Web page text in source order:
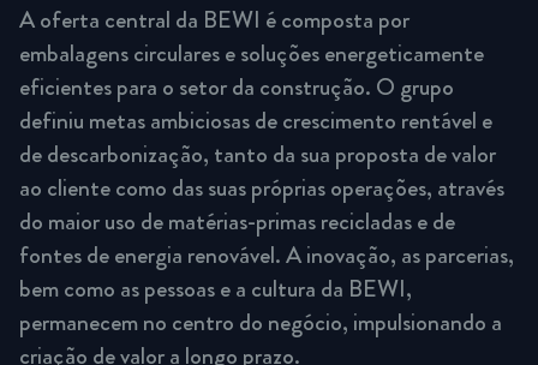
A oferta central da BEWI é composta por
embalagens circulares e soluções energeticamente
eficientes para o setor da construção. O grupo
definiu metas ambiciosas de crescimento rentável e
de descarbonização, tanto da sua proposta de valor
ao cliente como das suas próprias operações, através
do maior uso de matérias-primas recicladas e de
fontes de energia renovável. A inovação, as parcerias,
bem como as pessoas e a cultura da BEWI,
permanecem no centro do negócio, impulsionando a
criação de valor a longo prazo.